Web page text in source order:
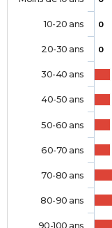
0
0
10-20 ans
20-30 ans
30-40 ans
40-50 ans
50-60 ans
60-70 ans
70-80 ans
80-90 ans
90-100 ans